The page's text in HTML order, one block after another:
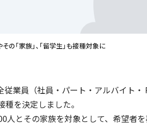
を支える
の「家族」、「留学生」も接種対象に
業員（社員・パート・アルバイト・
を決定しました。
とその家族を対象として、希望者